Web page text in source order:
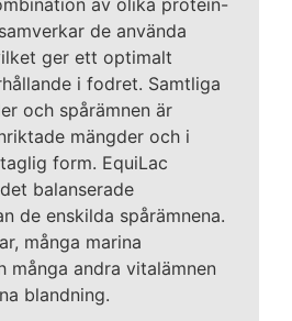
de använda
ger ett optimalt
i fodret. Samtliga
och spårämnen är
mängder och i
form. EquiLac
balanserade
de enskilda spårämnena.
många marina
många andra vitalämnen
blandning.